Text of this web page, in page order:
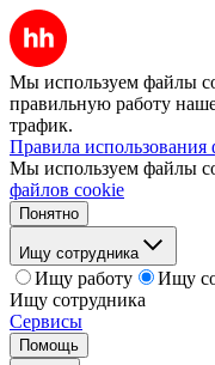
Мы используем файлы
правильную работу
трафик.
Правила использования
Мы используем файлы
файлов cookie
Понятно
Ищу сотрудника
Ищу работу
Ищу
Ищу сотрудника
Сервисы
Помощь